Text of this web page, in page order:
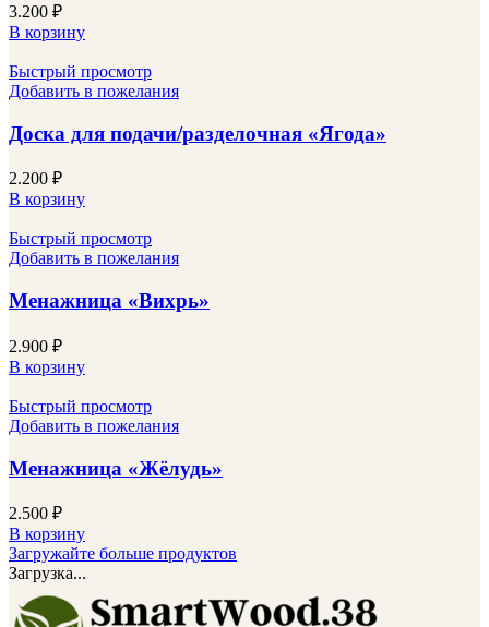
3.200 ₽
В корзину
Быстрый просмотр
Добавить в пожелания
Доска для подачи/разделочная «Ягода»
2.200 ₽
В корзину
Быстрый просмотр
Добавить в пожелания
Менажница «Вихрь»
2.900 ₽
В корзину
Быстрый просмотр
Добавить в пожелания
Менажница «Жёлудь»
2.500 ₽
В корзину
Загружайте больше продуктов
Загрузка...